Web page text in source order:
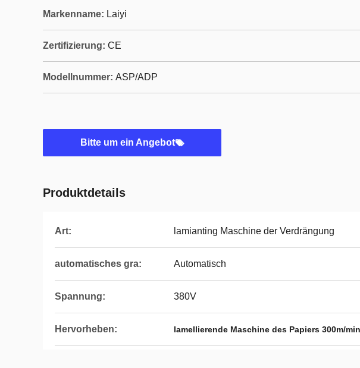
Markenname: Laiyi
Zertifizierung: CE
Modellnummer: ASP/ADP
Bitte um ein Angebot
Produktdetails
Art: lamianting Maschine der Verdrängung
automatisches gra: Automatisch
Spannung: 380V
Hervorheben: lamellierende Maschine des Papiers 300m/